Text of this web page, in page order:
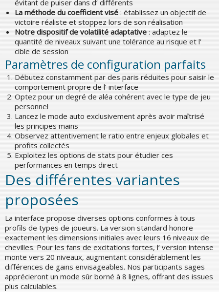
évitant de puiser dans d’ différents
La méthode du coefficient visé : établissez un objectif de
victoire réaliste et stoppez lors de son réalisation
Notre dispositif de volatilité adaptative : adaptez le
quantité de niveaux suivant une tolérance au risque et l’
cible de session
Paramètres de configuration parfaits
Débutez constamment par des paris réduites pour saisir le
comportement propre de l’ interface
Optez pour un degré de aléa cohérent avec le type de jeu
personnel
Lancez le mode auto exclusivement après avoir maîtrisé
les principes mains
Observez attentivement le ratio entre enjeux globales et
profits collectés
Exploitez les options de stats pour étudier ces
performances en temps direct
Des différentes variantes
proposées
La interface propose diverses options conformes à tous
profils de types de joueurs. La version standard honore
exactement les dimensions initiales avec leurs 16 niveaux de
chevilles. Pour les fans de excitations fortes, l’ version intense
monte vers 20 niveaux, augmentant considérablement les
différences de gains envisageables. Nos participants sages
apprécieront un mode sûr borné à 8 lignes, offrant des issues
plus calculables.